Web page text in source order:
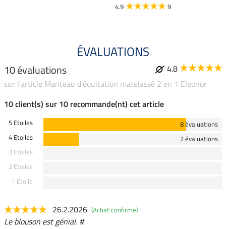
4.9 9
ÉVALUATIONS
10 évaluations
4.8
sur l'article Manteau d'équitation matelassé 2 en 1 Eleonor
10 client(s) sur 10 recommande(nt) cet article
5 Etoiles
8 évaluations
4 Etoiles
2 évaluations
3 Etoiles
2 Etoiles
1 Etoile
26.2.2026 (Achat confirmé)
Le blouson est génial. #